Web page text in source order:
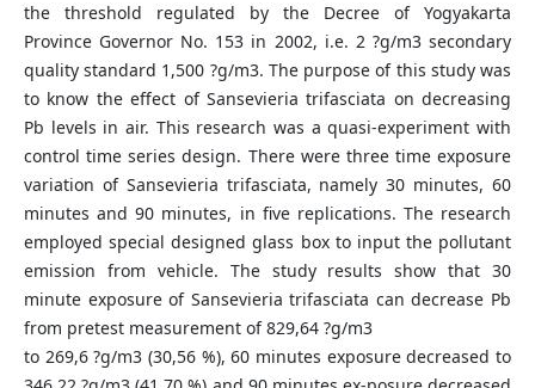
the threshold regulated by the Decree of Yogyakarta
Province Governor No. 153 in 2002, i.e. 2 ?g/m3 secondary
quality standard 1,500 ?g/m3. The purpose of this study was
to know the effect of Sansevieria trifasciata on decreasing
Pb levels in air. This research was a quasi-experiment with
control time series design. There were three time exposure
variation of Sansevieria trifasciata, namely 30 minutes, 60
minutes and 90 minutes, in five replications. The research
employed special designed glass box to input the pollutant
emission from vehicle. The study results show that 30
minute exposure of Sansevieria trifasciata can decrease Pb
from pretest measurement of 829,64 ?g/m3
to 269,6 ?g/m3 (30,56 %), 60 minutes exposure decreased to